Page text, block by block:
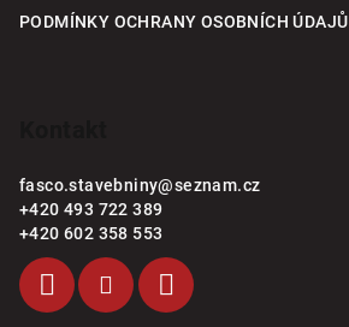
PODMÍNKY OCHRANY OSOBNÍCH ÚDAJŮ
fasco.stavebniny@seznam.cz
+420 493 722 389
+420 602 358 553